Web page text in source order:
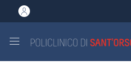
al contenuto principale
to footer content